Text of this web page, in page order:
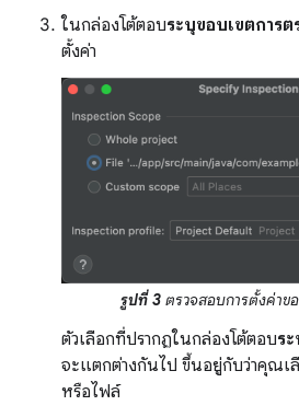
ในกล่องโต้ตอบระบุขอบเขตการต
ตั้งค่า
รูปที่ 3 ตรวจสอบการตั้งค่าข
ตัวเลือกที่ปรากฏในกล่องโต้ตอบร
จะแตกต่างกันไป ขึ้นอยู่กับว่าคุณเ
หรือไฟล์